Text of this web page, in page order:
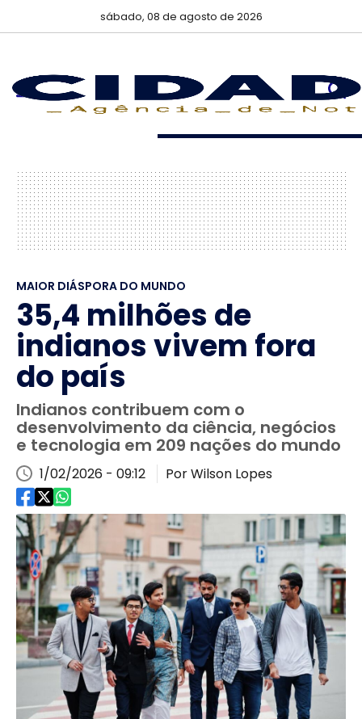
sábado, 08 de agosto de 2026
MAIOR DIÁSPORA DO MUNDO
35,4 milhões de
indianos vivem fora
do país
Indianos contribuem com o
desenvolvimento da ciência, negócios
e tecnologia em 209 nações do mundo
1/02/2026 - 09:12 Por Wilson Lopes